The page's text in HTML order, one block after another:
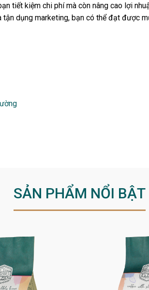
tiết kiệm chi phí mà còn nâng cao lợi
dụng marketing, bạn có thể đạt được
SẢN PHẨM NỔI BẬT